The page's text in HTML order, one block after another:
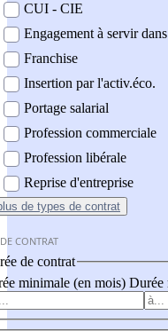
CUI - CIE
Engagement à servir
Franchise
Insertion par l'activ.éco.
Portage salarial
Profession commerciale
Profession libérale
Reprise d'entreprise
de types de contrat
CONTRAT
de contrat
minimale (en mois) Durée